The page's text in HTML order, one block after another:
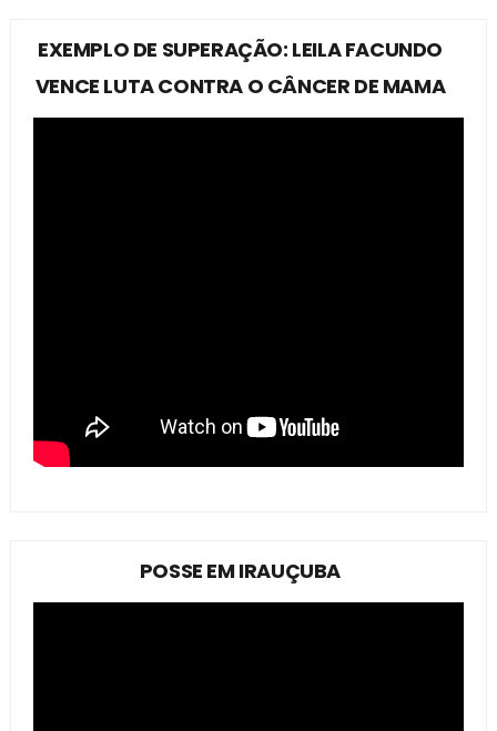
EXEMPLO DE SUPERAÇÃO: LEILA FACUNDO
VENCE LUTA CONTRA O CÂNCER DE MAMA
POSSE EM IRAUÇUBA